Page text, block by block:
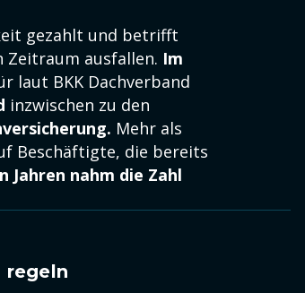
gezahlt und betrifft
Zeitraum ausfallen. Im
laut BKK Dachverband
inzwischen zu den
Mehr als
Beschäftigte, die bereits
Jahren nahm die Zahl
regeln